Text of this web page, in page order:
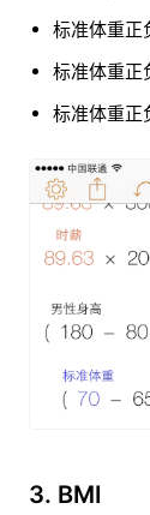
标准体重正
标准体重正
标准体重正
3. BMI